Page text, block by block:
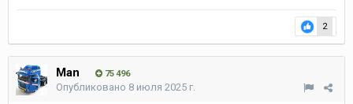
2
Man 75 496
Опубликовано 8 июля 2025 г.